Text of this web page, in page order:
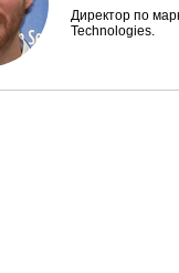
Директор по
Technologies.